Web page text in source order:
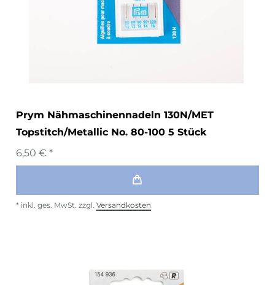
Prym Nähmaschinennadeln 130N/MET
Topstitch/Metallic No. 80-100 5 Stück
6,50 € *
* inkl. ges. MwSt. zzgl. Versandkosten